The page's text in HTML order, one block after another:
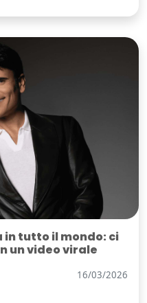
in tutto il mondo: ci
un video virale
16/03/2026